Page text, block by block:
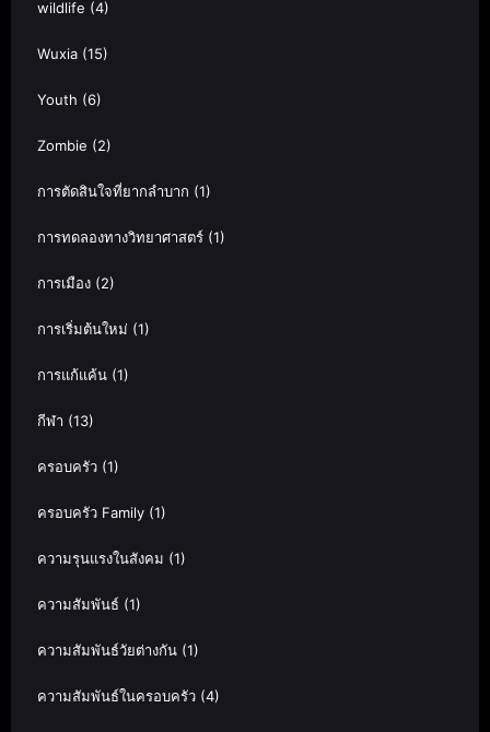
wildlife (4)
Wuxia (15)
Youth (6)
Zombie (2)
การตัดสินใจที่ยากลำบาก (1)
การทดลองทางวิทยาศาสตร์ (1)
การเมือง (2)
การเริ่มต้นใหม่ (1)
การแก้แค้น (1)
กีฬา (13)
ครอบครัว (1)
ครอบครัว Family (1)
ความรุนแรงในสังคม (1)
ความสัมพันธ์ (1)
ความสัมพันธ์วัยต่างกัน (1)
ความสัมพันธ์ในครอบครัว (4)